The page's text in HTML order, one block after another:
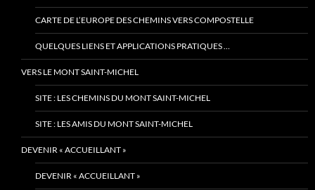
CARTE DE L’EUROPE DES CHEMINS VERS COMPOSTELLE
QUELQUES LIENS ET APPLICATIONS PRATIQUES …
VERS LE MONT SAINT-MICHEL
SITE : LES CHEMINS DU MONT SAINT-MICHEL
SITE : LES AMIS DU MONT SAINT-MICHEL
DEVENIR « ACCUEILLANT »
DEVENIR « ACCUEILLANT »